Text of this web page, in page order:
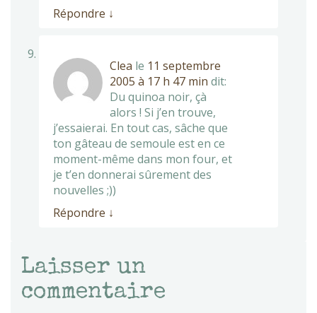
Répondre ↓
Clea le 11 septembre
2005 à 17 h 47 min dit:
Du quinoa noir, çà
alors ! Si j’en trouve,
j’essaierai. En tout cas, sâche que
ton gâteau de semoule est en ce
moment-même dans mon four, et
je t’en donnerai sûrement des
nouvelles ;))
Répondre ↓
Laisser un
commentaire